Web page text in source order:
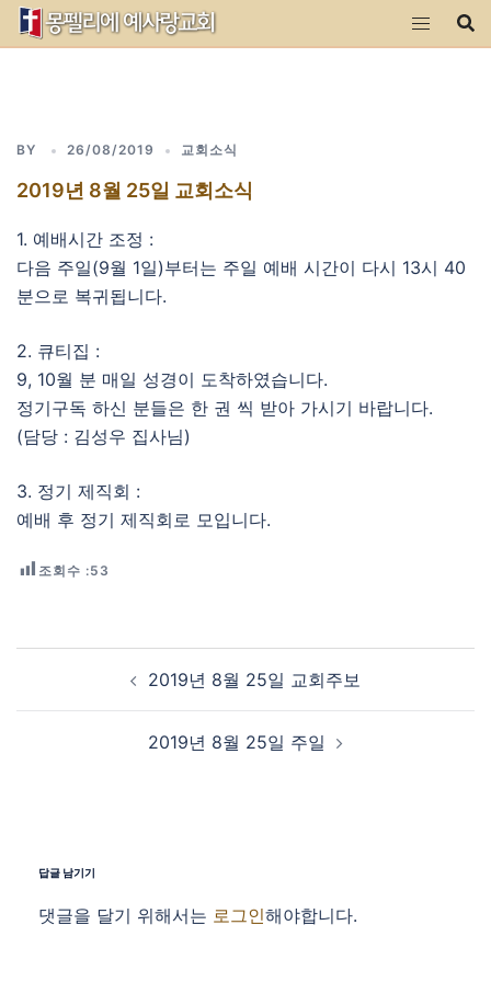
Skip
BY 26/08/2019 교회소식
2019년 8월 25일 교회소식
1. 예배시간 조정 :
다음 주일(9월 1일)부터는 주일 예배 시간이 다시 13시 40
분으로 복귀됩니다.
2. 큐티집 :
9, 10월 분 매일 성경이 도착하였습니다.
정기구독 하신 분들은 한 권 씩 받아 가시기 바랍니다.
(담당 : 김성우 집사님)
3. 정기 제직회 :
예배 후 정기 제직회로 모입니다.
조회수 :53
Post navigation
2019년 8월 25일 교회주보
2019년 8월 25일 주일
답글 남기기
댓글을 달기 위해서는 로그인해야합니다.